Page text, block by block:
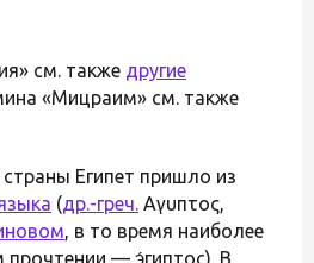
см. также другие
«Мицраим» см. также
страны Египет пришло из
(др.-греч. Αἴγυπτος,
, в то время наиболее
прочтении — э́гиптос). В